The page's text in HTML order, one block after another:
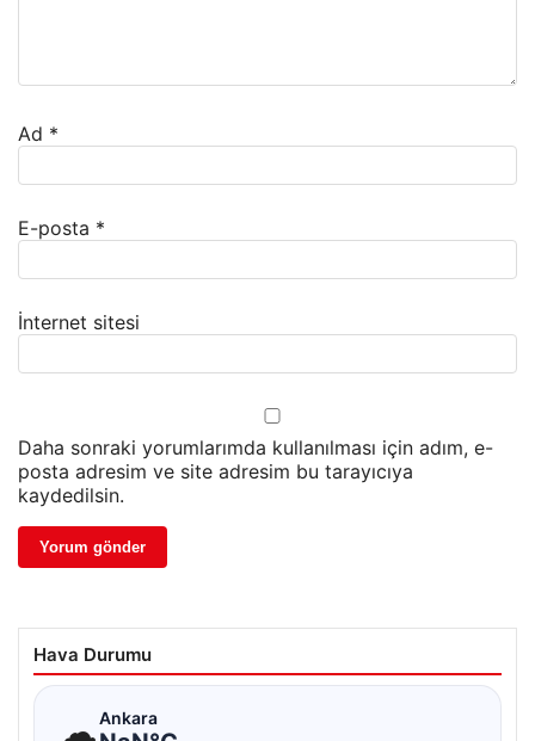
Ad *
E-posta *
İnternet sitesi
Daha sonraki yorumlarımda kullanılması için adım, e-
posta adresim ve site adresim bu tarayıcıya
kaydedilsin.
Hava Durumu
Ankara